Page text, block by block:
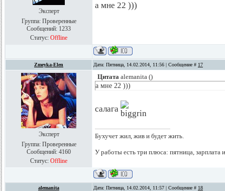
Эксперт
Группа: Проверенные
Сообщений: 1233
Статус: Offline
а мне 22 )))
Zmeyka-Elen Дата: Пятница, 14.02.2014, 11:56 | Сообщение # 17
Эксперт
Группа: Проверенные
Сообщений: 4160
Статус: Offline
Цитата alemanita ()
а мне 22 )))
салага
Бухучет жил, жив и будет жить.
У работы есть три плюса: пятница, зарплата
alemanita Дата: Пятница, 14.02.2014, 11:57 | Сообщение # 18